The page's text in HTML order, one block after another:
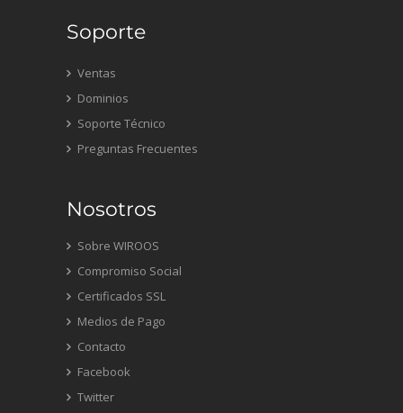
Soporte
Ventas
Dominios
Soporte Técnico
Preguntas Frecuentes
Nosotros
Sobre WIROOS
Compromiso Social
Certificados SSL
Medios de Pago
Contacto
Facebook
Twitter